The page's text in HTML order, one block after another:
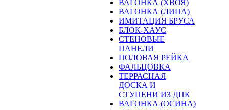
ВАГОНКА (ХВОЯ)
ВАГОНКА (ЛИПА)
ИМИТАЦИЯ БРУСА
БЛОК-ХАУС
СТЕНОВЫЕ
ПАНЕЛИ
ПОЛОВАЯ РЕЙКА
ФАЛЬЦОВКА
ТЕРРАСНАЯ
ДОСКА И
СТУПЕНИ ИЗ ДПК
ВАГОНКА (ОСИНА)